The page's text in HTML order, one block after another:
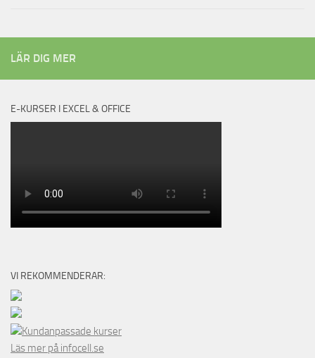
LÄR DIG MER
E-KURSER I EXCEL & OFFICE
VI REKOMMENDERAR:
Kundanpassade kurser
Läs mer på infocell.se